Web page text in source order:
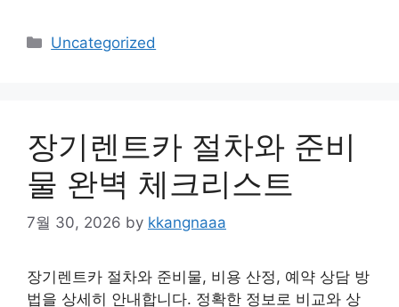
Categories
Uncategorized
장기렌트카 절차와 준비
물 완벽 체크리스트
7월 30, 2026 by kkangnaaa
장기렌트카 절차와 준비물, 비용 산정, 예약 상담 방
법을 상세히 안내합니다. 정확한 정보로 비교와 상